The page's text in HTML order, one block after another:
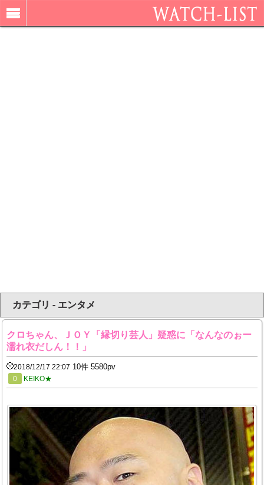
カテゴリ - エンタメ
クロちゃん、ＪＯＹ「縁切り芸人」疑惑に「なんなのぉー
濡れ衣だしん！！」
2018/12/17 22:07 10件 5580pv
0 KEIKO★